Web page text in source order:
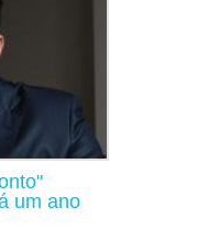
um ano